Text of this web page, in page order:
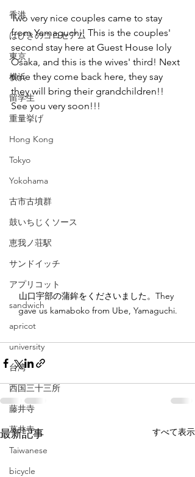
香港
はびきのコロセアム
東京
横浜
留学生
重量挙げ
Hong Kong
Tokyo
Yokohama
古市古墳群
鼓いちじくソース
恵我ノ荘駅
サンドイッチ
アプリコット
sandwich
apricot
university
台湾
西国三十三所
藤井寺
葛井寺
Taiwanese
bicycle
Two very nice couples came to stay
from Yamaguchi! This is the couples'
second stay here at Guest House Ioly
Osaka, and this is the wives' third! Next
time they come back here, they say
they will bring their grandchildren!!
See you very soon!!!
山口宇部の蒲鉾をくださいました。They
gave us kamaboko from Ube, Yamaguchi.
最新記事 すべて表示